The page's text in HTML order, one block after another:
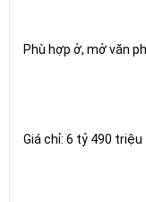
Phù hợp ở, mở văn
Giá chỉ: 6 tỷ 490 triệu